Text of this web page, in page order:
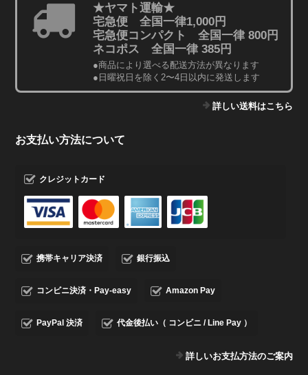
★ヤマト運輸★
宅急便 全国一律1,000円
宅急便コンパクト 全国一律 800円
ネコポス 全国一律 385円
●商品により選べる配送方法が異なります
●日曜祝日を除く2〜4日以内に発送します
詳しい送料はこちら
お支払い方法について
クレジットカード
携帯キャリア決済 銀行振込
コンビニ決済・Pay-easy Amazon Pay
PayPal 決済 代金後払い（ コンビニ / Line Pay ）
詳しいお支払方法のご案内